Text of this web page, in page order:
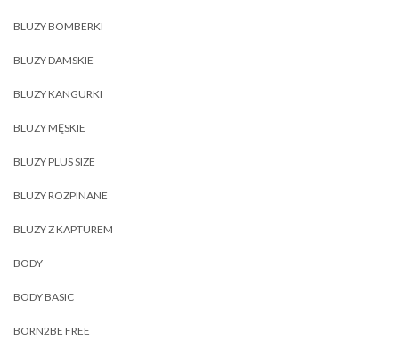
BLUZY BOMBERKI
BLUZY DAMSKIE
BLUZY KANGURKI
BLUZY MĘSKIE
BLUZY PLUS SIZE
BLUZY ROZPINANE
BLUZY Z KAPTUREM
BODY
BODY BASIC
BORN2BE FREE